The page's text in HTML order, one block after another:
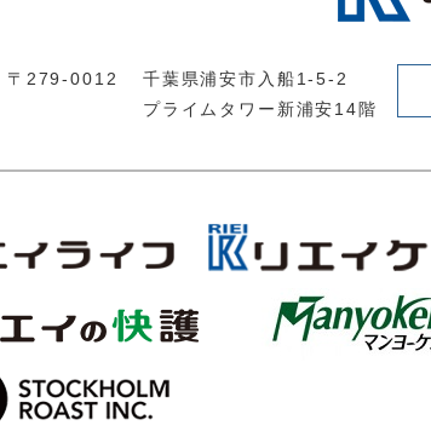
〒279-0012
千葉県浦安市入船1-5-2
プライムタワー新浦安14階